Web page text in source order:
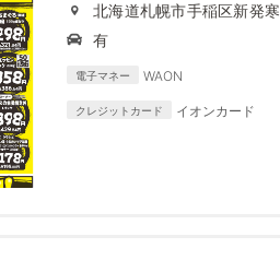
北海道札幌市手稲区新発
有
電子マネー WAON
クレジットカード イオンカード